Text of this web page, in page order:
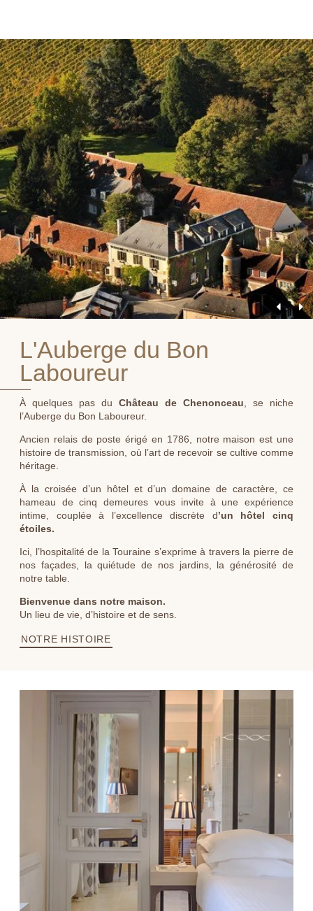
L'Auberge du Bon
Laboureur
À quelques pas du Château de Chenonceau , se niche
l’Auberge du Bon Laboureur.
Ancien relais de poste érigé en 1786, notre maison est une
histoire de transmission, où l’art de recevoir se cultive comme
héritage.
À la croisée d’un hôtel et d’un domaine de caractère, ce
hameau de cinq demeures vous invite à une expérience
intime, couplée à l’excellence discrète d’un hôtel cinq
étoiles.
Ici, l’hospitalité de la Touraine s’exprime à travers la pierre de
nos façades, la quiétude de nos jardins, la générosité de
notre table.
Bienvenue dans notre maison.
Un lieu de vie, d’histoire et de sens.
NOTRE HISTOIRE